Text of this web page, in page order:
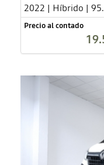
2022 | Híbrido |
Precio al contado